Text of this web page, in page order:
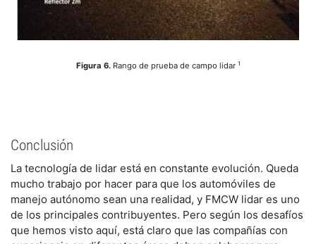
Figura 6. Rango de prueba de campo lidar 1
Conclusión
La tecnología de lidar está en constante evolución. Queda
mucho trabajo por hacer para que los automóviles de
manejo autónomo sean una realidad, y FMCW lidar es uno
de los principales contribuyentes. Pero según los desafíos
que hemos visto aquí, está claro que las compañías con